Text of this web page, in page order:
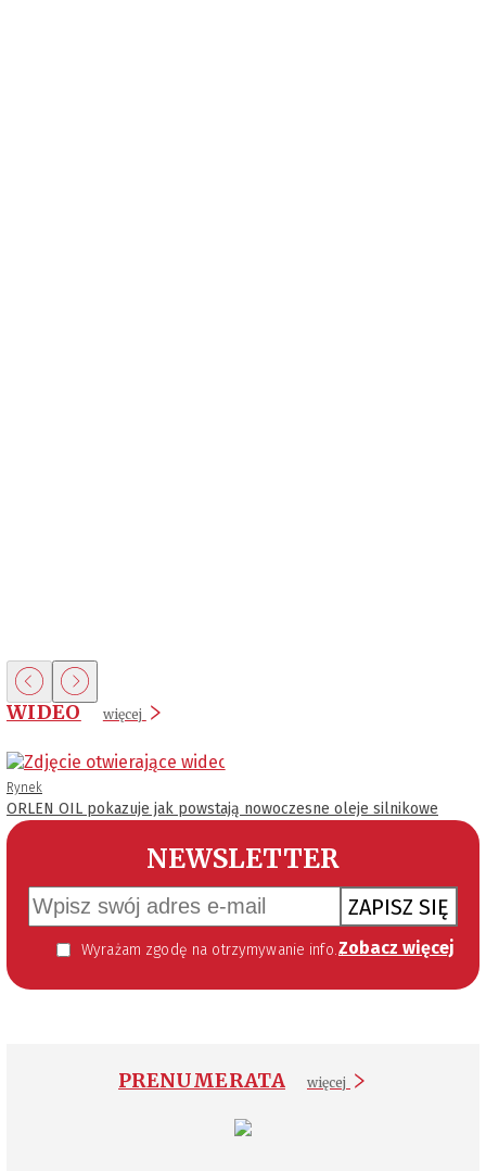
WIDEO więcej
Rynek
ORLEN OIL pokazuje jak powstają nowoczesne oleje silnikowe
NEWSLETTER
ZAPISZ SIĘ
Wyrażam zgodę na otrzymywanie informacji handlowej kierowanej do mnie za pomocą środków komunikacji elektronicznej w szczególności poczty elektronicznej zgodnie z przepisem art. 10 ust 2 ustawy z dnia 18 lipca 2002 roku o świadczeniu usług drogą elektroniczną (Dz. U. 144 z 2002 r. poz. 1204). Zgoda jest dobrowolna, jednak jej wyrażenie jest konieczne, aby otrzymywać newsletter. Zobacz więcej
PRENUMERATA więcej